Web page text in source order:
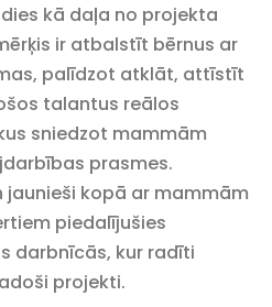
kā daļa no projekta
ir atbalstīt bērnus ar
palīdzot atklāt, attīstīt
talantus reālos
sniedzot mammām
prasmes.
jaunieši kopā ar mammām
piedalījušies
darbnīcās, kur radīti
projekti.